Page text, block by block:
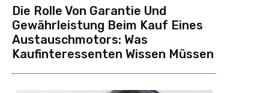
Die Rolle Von Garantie Und
Gewährleistung Beim Kauf Eines
Austauschmotors: Was
Kaufinteressenten Wissen Müssen